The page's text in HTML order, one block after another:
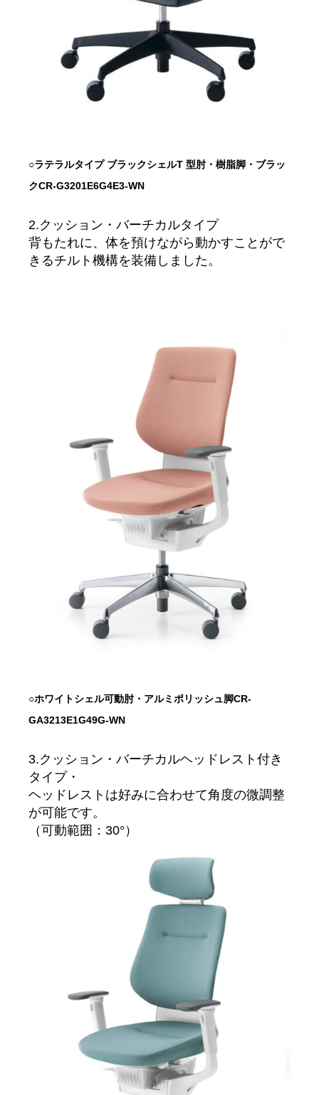
○ラテラルタイプ ブラックシェルT 型肘・樹脂脚・ブラッ
クCR-G3201E6G4E3-WN
2.クッション・バーチカルタイプ
背もたれに、体を預けながら動かすことがで
きるチルト機構を装備しました。
○ホワイトシェル可動肘・アルミポリッシュ脚CR-
GA3213E1G49G-WN
3.クッション・バーチカルヘッドレスト付き
タイプ・
ヘッドレストは好みに合わせて角度の微調整
が可能です。
（可動範囲：30°）